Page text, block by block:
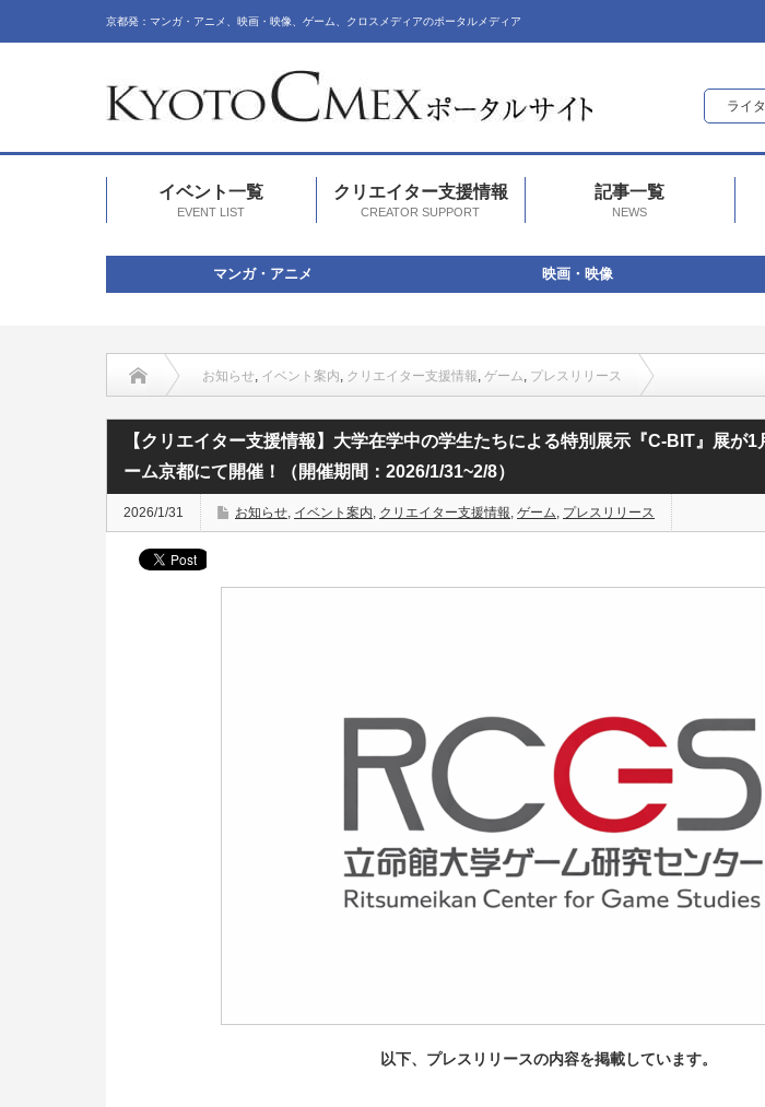
京都発：マンガ・アニメ、映画・映像、ゲーム、クロスメディアのポータルメディア
ライ
イベント一覧
EVENT LIST
クリエイター支援情報
CREATOR SUPPORT
記事一覧
NEWS
マンガ・アニメ 映画・映像
お知らせ, イベント案内, クリエイター支援情報, ゲーム, プレスリリース
【クリエイター支援情報】大学在学中の学生たちによる特別展示『C-BIT』展が1月31日からホテルアンテ
【クリエイター支援情報】大学在学中の学生たちによる特別展示『C-BIT』展が
ーム京都にて開催！（開催期間：2026/1/31~2/8）
2026/1/31 お知らせ, イベント案内, クリエイター支援情報, ゲーム, プレスリリース
以下、プレスリリースの内容を掲載しています。